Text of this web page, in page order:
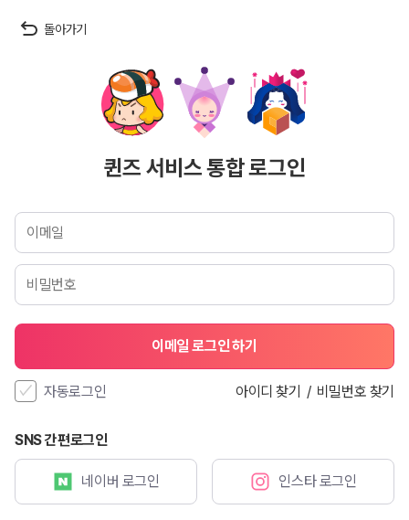
돌아가기
퀸즈 서비스 통합 로그인
자동로그인 아이디 찾기 / 비밀번호 찾기
SNS 간편로그인
네이버 로그인 인스타 로그인